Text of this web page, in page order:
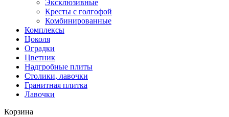
Эксклюзивные
Кресты с голгофой
Комбинированные
Комплексы
Цоколя
Оградки
Цветник
Надгробные плиты
Столики, лавочки
Гранитная плитка
Лавочки
Корзина